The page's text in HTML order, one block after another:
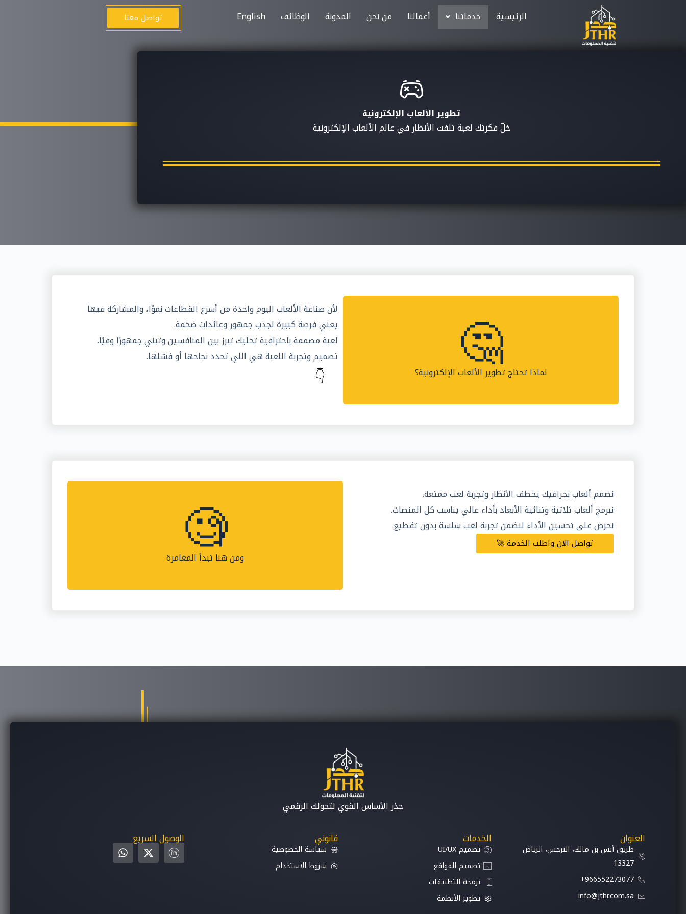
إ
و
الرئيسية خدماتنا أعمالنا من نحن المدونة الوظائف English تواصل معنا
تطوير الألعاب الإلكترونية
خلّ فكرتك لعبة تلفت الأنظار في عالم الألعاب الإلكترونية
🤔
لماذا تحتاج تطوير الألعاب الإلكترونية؟
لأن صناعة الألعاب اليوم واحدة من أسرع القطاعات نموًا، والمشاركة فيها
يعني فرصة كبيرة لجذب جمهور وعائدات ضخمة.
لعبة مصممة باحترافية تخليك تبرز بين المنافسين وتبني جمهورًا وفيًا.
تصميم وتجربة اللعبة هي اللي تحدد نجاحها أو فشلها.
👇
نصمم ألعاب بجرافيك يخطف الأنظار وتجربة لعب ممتعة.
نبرمج ألعاب ثلاثية وثنائية الأبعاد بأداء عالي يناسب كل المنصات.
نحرص على تحسين الأداء لنضمن تجربة لعب سلسة بدون تقطيع.
تواصل الان واطلب الخدمة 🚀 🧐
ومن هنا تبدأ المغامرة
جذر الأساس القوي لتحولك الرقمي
العنوان
طريق أنس بن مالك، النرجس، الرياض
13327
966552273077+
info@jthr.com.sa
الخدمات
تصميم UI/UX
تصميم المواقع
برمجة التطبيقات
تطوير الأنظمة
قانوني
سياسة الخصوصية
شروط الاستخدام
الوصول السريع